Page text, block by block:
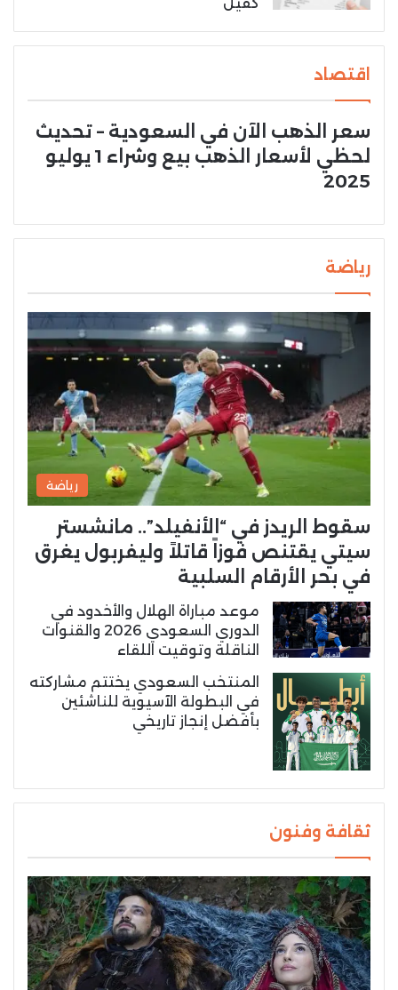
اقتصاد
سعر الذهب الآن في السعودية – تحديث
لحظي لأسعار الذهب بيع وشراء 1 يوليو
2025
رياضة
رياضة
سقوط الريدز في “الأنفيلد”.. مانشستر
سيتي يقتنص فوزاً قاتلاً وليفربول يغرق
في بحر الأرقام السلبية
موعد مباراة الهلال والأخدود في
الدوري السعودي 2026 والقنوات
الناقلة وتوقيت اللقاء
المنتخب السعودي يختتم مشاركته
في البطولة الآسيوية للناشئين
بأفضل إنجاز تاريخي
ثقافة وفنون